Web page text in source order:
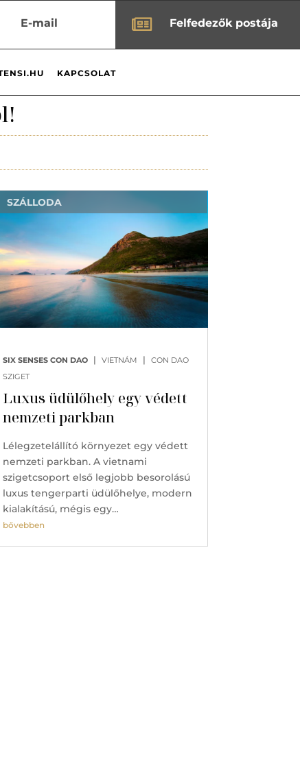
 Felfedezők postája
E-mail
KAPCSOLAT
Luxus üdülőhely egy védett
nemzeti parkban
SIX SENSES CON DAO | VIETNÁM |
CON DAO
SZIGET
SZÁLLODA
Lélegzetelállító környezet egy védett
nemzeti parkban. A vietnami
szigetcsoport első legjobb besorolású
luxus tengerparti üdülőhelye, modern
kialakítású, mégis egy…
bővebben